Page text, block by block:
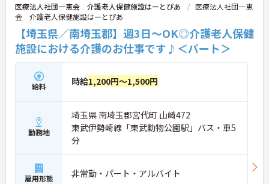
医療法人社団一恵会 介護老人保健施設はーとぴあ
医療法人社団一恵
会 介護老人保健施設はーとぴあ
【埼玉県／南埼玉郡】週3日～OK◎介護老人保健
施設における介護のお仕事です♪＜パート＞
給料 時給1,200円～1,500円
勤務地
埼玉県 南埼玉郡宮代町 山崎472
東武伊勢崎線「東武動物公園駅」バス・車5
分
雇用形態 非常勤・パート・アルバイト